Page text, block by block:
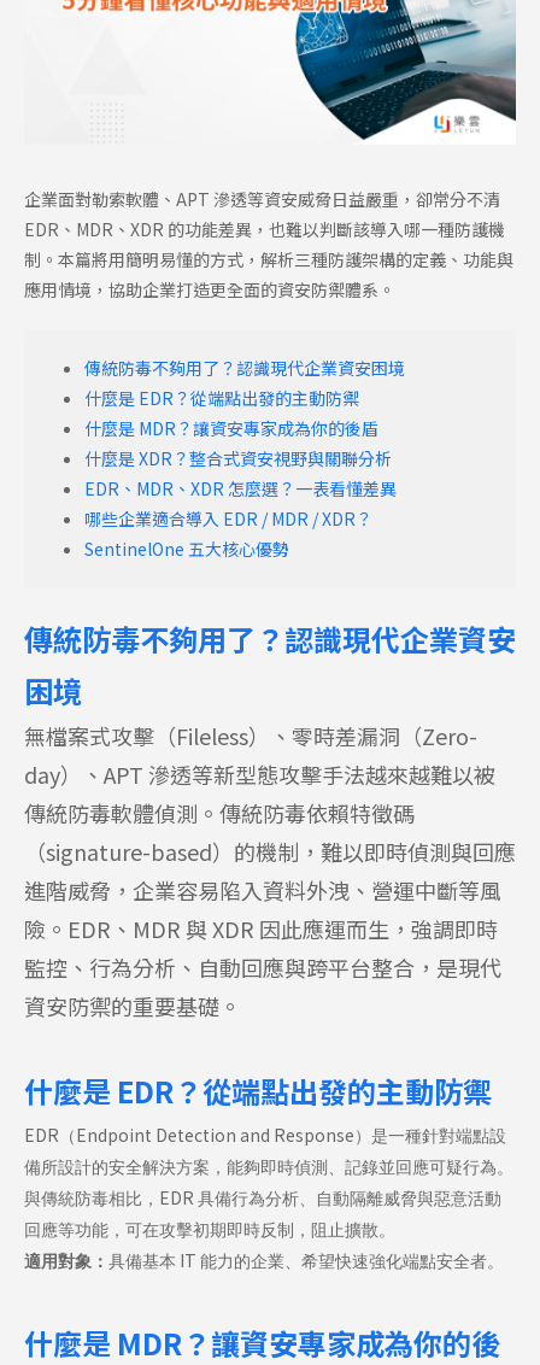
企業面對勒索軟體、APT 滲透等資安威脅日益嚴重，卻常分不清
EDR、MDR、XDR 的功能差異，也難以判斷該導入哪一種防護機
制。本篇將用簡明易懂的方式，解析三種防護架構的定義、功能與
應用情境，協助企業打造更全面的資安防禦體系。
傳統防毒不夠用了？認識現代企業資安困境
什麼是 EDR？從端點出發的主動防禦
什麼是 MDR？讓資安專家成為你的後盾
什麼是 XDR？整合式資安視野與關聯分析
EDR、MDR、XDR 怎麼選？一表看懂差異
哪些企業適合導入 EDR / MDR / XDR？
SentinelOne 五大核心優勢
傳統防毒不夠用了？認識現代企業資安
困境
無檔案式攻擊（Fileless）、零時差漏洞（Zero-
day）、APT 滲透等新型態攻擊手法越來越難以被
傳統防毒軟體偵測。傳統防毒依賴特徵碼
（signature-based）的機制，難以即時偵測與回應
進階威脅，企業容易陷入資料外洩、營運中斷等風
險。EDR、MDR 與 XDR 因此應運而生，強調即時
監控、行為分析、自動回應與跨平台整合，是現代
資安防禦的重要基礎。
什麼是 EDR？從端點出發的主動防禦
EDR （ Endpoint Detection and Response ）是一種針對端點設
備所設計的安全解決方案，能夠即時偵測、記錄並回應可疑行為。
與傳統防毒相比， EDR 具備行為分析、自動隔離威脅與惡意活動
回應等功能，可在攻擊初期即時反制，阻止擴散。
適用對象： 具備基本 IT 能力的企業、希望快速強化端點安全者。
什麼是 MDR？讓資安專家成為你的後